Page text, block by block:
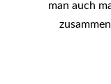
man auch